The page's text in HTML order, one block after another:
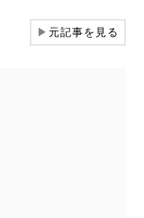
▶元記事を見る